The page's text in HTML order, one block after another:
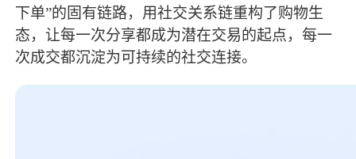
下单”的固有链路，用社交关系链重构了购物生
态，让每一次分享都成为潜在交易的起点，每一
次成交都沉淀为可持续的社交连接。